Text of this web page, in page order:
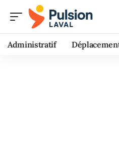
Administratif